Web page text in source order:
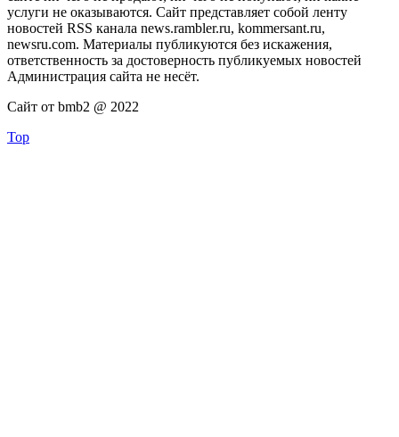
услуги не оказываются. Сайт представляет собой ленту
новостей RSS канала news.rambler.ru, kommersant.ru,
newsru.com. Материалы публикуются без искажения,
ответственность за достоверность публикуемых новостей
Администрация сайта не несёт.
Сайт от bmb2 @ 2022
Top